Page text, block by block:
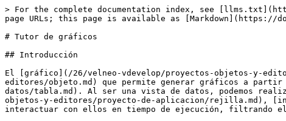
> For the complete documentation index, see
page URLs; this page is available as [Markdown](https://
# Tutor de gráficos
## Introducción
El [gráfico](/26/velneo-vdevelop/proyectos-objetos-y-
editores/objeto.md) que permite generar gráficos a
datos/tabla.md). Al ser una vista de datos, podemos
objetos-y-editores/proyecto-de-aplicacion/rejilla.md),
interactuar con ellos en tiempo de ejecución, filtrando